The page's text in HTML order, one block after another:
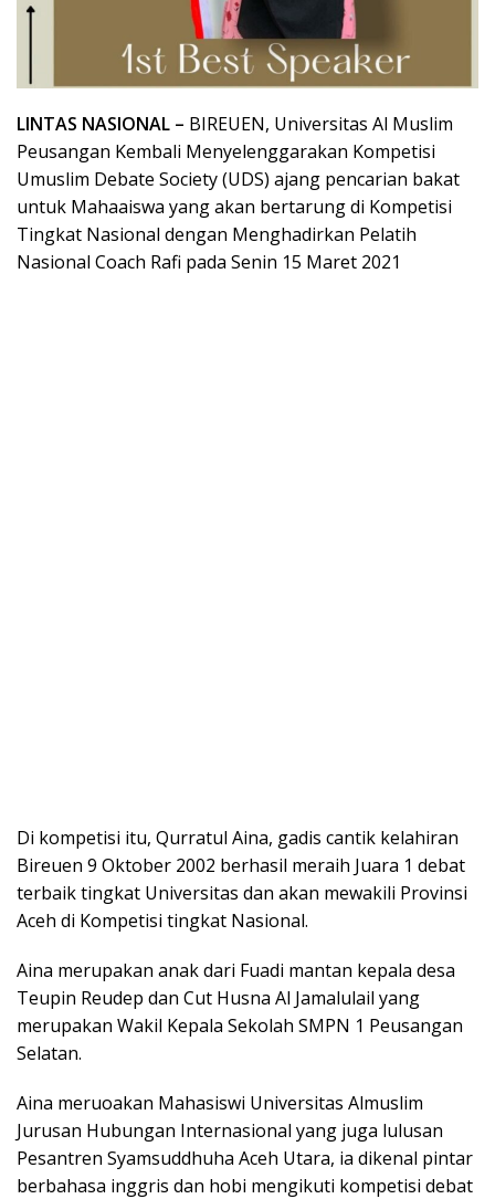
LINTAS NASIONAL – BIREUEN, Universitas Al Muslim
Peusangan Kembali Menyelenggarakan Kompetisi
Umuslim Debate Society (UDS) ajang pencarian bakat
untuk Mahaaiswa yang akan bertarung di Kompetisi
Tingkat Nasional dengan Menghadirkan Pelatih
Nasional Coach Rafi pada Senin 15 Maret 2021
Di kompetisi itu, Qurratul Aina, gadis cantik kelahiran
Bireuen 9 Oktober 2002 berhasil meraih Juara 1 debat
terbaik tingkat Universitas dan akan mewakili Provinsi
Aceh di Kompetisi tingkat Nasional.
Aina merupakan anak dari Fuadi mantan kepala desa
Teupin Reudep dan Cut Husna Al Jamalulail yang
merupakan Wakil Kepala Sekolah SMPN 1 Peusangan
Selatan.
Aina meruoakan Mahasiswi Universitas Almuslim
Jurusan Hubungan Internasional yang juga lulusan
Pesantren Syamsuddhuha Aceh Utara, ia dikenal pintar
berbahasa inggris dan hobi mengikuti kompetisi debat